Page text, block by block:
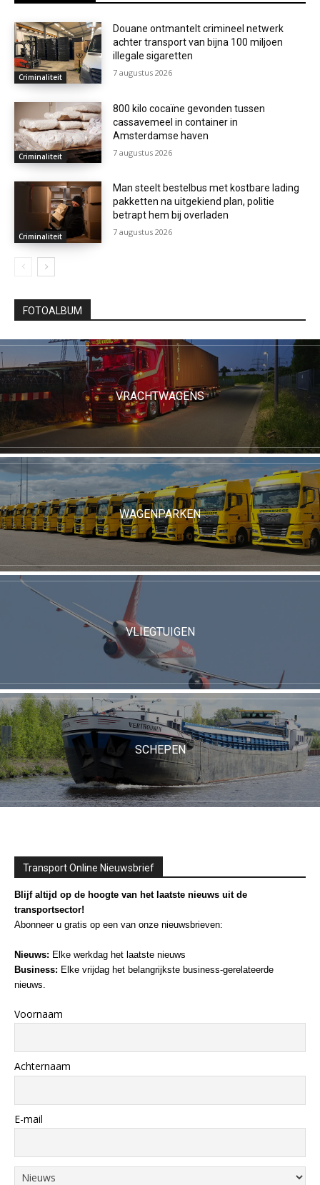
Criminaliteit
Douane ontmantelt crimineel netwerk
achter transport van bijna 100 miljoen
illegale sigaretten
7 augustus 2026
Criminaliteit
800 kilo cocaïne gevonden tussen
cassavemeel in container in
Amsterdamse haven
7 augustus 2026
Criminaliteit
Man steelt bestelbus met kostbare lading
pakketten na uitgekiend plan, politie
betrapt hem bij overladen
7 augustus 2026
FOTOALBUM
VRACHTWAGENS
WAGENPARKEN
VLIEGTUIGEN
SCHEPEN
Transport Online Nieuwsbrief
Blijf altijd op de hoogte van het laatste nieuws uit de
transportsector!
Abonneer u gratis op een van onze nieuwsbrieven:
Nieuws: Elke werkdag het laatste nieuws
Business: Elke vrijdag het belangrijkste business-gerelateerde
nieuws.
Voornaam
Achternaam
E-mail